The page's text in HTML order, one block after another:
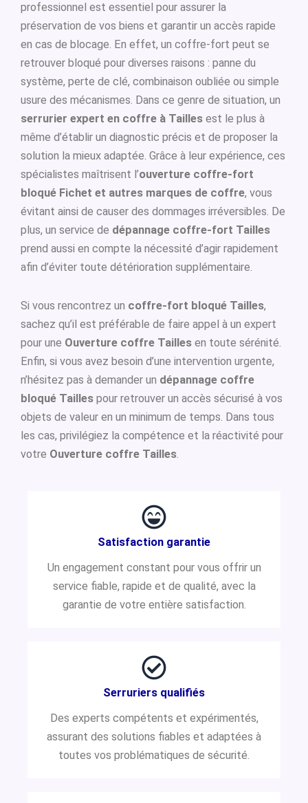
professionnel est essentiel pour assurer la
préservation de vos biens et garantir un accès rapide
en cas de blocage. En effet, un coffre-fort peut se
retrouver bloqué pour diverses raisons : panne du
système, perte de clé, combinaison oubliée ou simple
usure des mécanismes. Dans ce genre de situation, un
serrurier expert en coffre à Tailles est le plus à
même d’établir un diagnostic précis et de proposer la
solution la mieux adaptée. Grâce à leur expérience, ces
spécialistes maîtrisent l’ouverture coffre-fort
bloqué Fichet et autres marques de coffre, vous
évitant ainsi de causer des dommages irréversibles. De
plus, un service de dépannage coffre-fort Tailles
prend aussi en compte la nécessité d’agir rapidement
afin d’éviter toute détérioration supplémentaire.
Si vous rencontrez un coffre-fort bloqué Tailles,
sachez qu’il est préférable de faire appel à un expert
pour une Ouverture coffre Tailles en toute sérénité.
Enfin, si vous avez besoin d’une intervention urgente,
n’hésitez pas à demander un dépannage coffre
bloqué Tailles pour retrouver un accès sécurisé à vos
objets de valeur en un minimum de temps. Dans tous
les cas, privilégiez la compétence et la réactivité pour
votre Ouverture coffre Tailles.
Satisfaction garantie
Un engagement constant pour vous offrir un
service fiable, rapide et de qualité, avec la
garantie de votre entière satisfaction.
Serruriers qualifiés
Des experts compétents et expérimentés,
assurant des solutions fiables et adaptées à
toutes vos problématiques de sécurité.